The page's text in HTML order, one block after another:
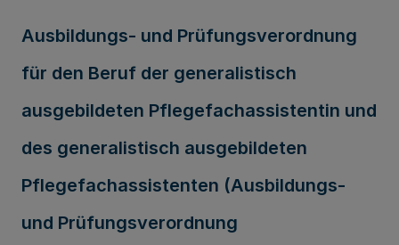
Ausbildungs- und Prüfungsverordnung
für den Beruf der generalistisch
ausgebildeten Pflegefachassistentin und
des generalistisch ausgebildeten
Pflegefachassistenten (Ausbildungs-
und Prüfungsverordnung